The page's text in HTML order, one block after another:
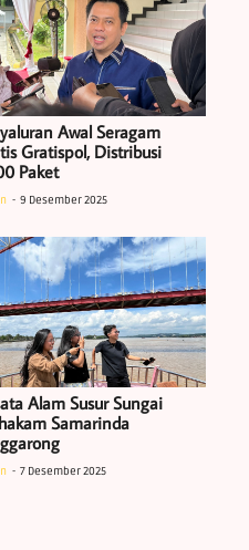
Awal Seragam
Gratispol, Distribusi
Paket
9 Desember 2025
Alam Susur Sungai
Samarinda
7 Desember 2025